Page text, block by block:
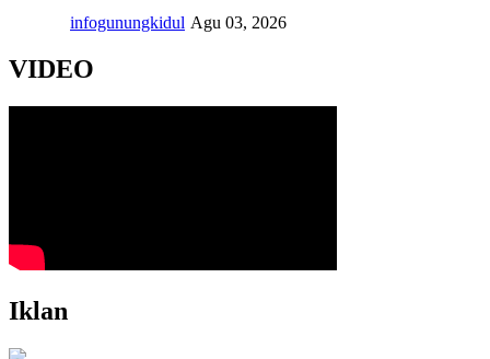
infogunungkidul Agu 03, 2026
VIDEO
Iklan